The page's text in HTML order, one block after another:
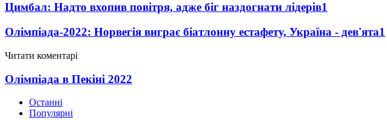
Цимбал: Надто вхопив повітря, адже біг наздогнати лідерів1
Олімпіада-2022: Норвегія виграє біатлонну естафету, Україна - дев'ята1
Читати коментарі
Олімпіада в Пекіні 2022
Останні
Популярні